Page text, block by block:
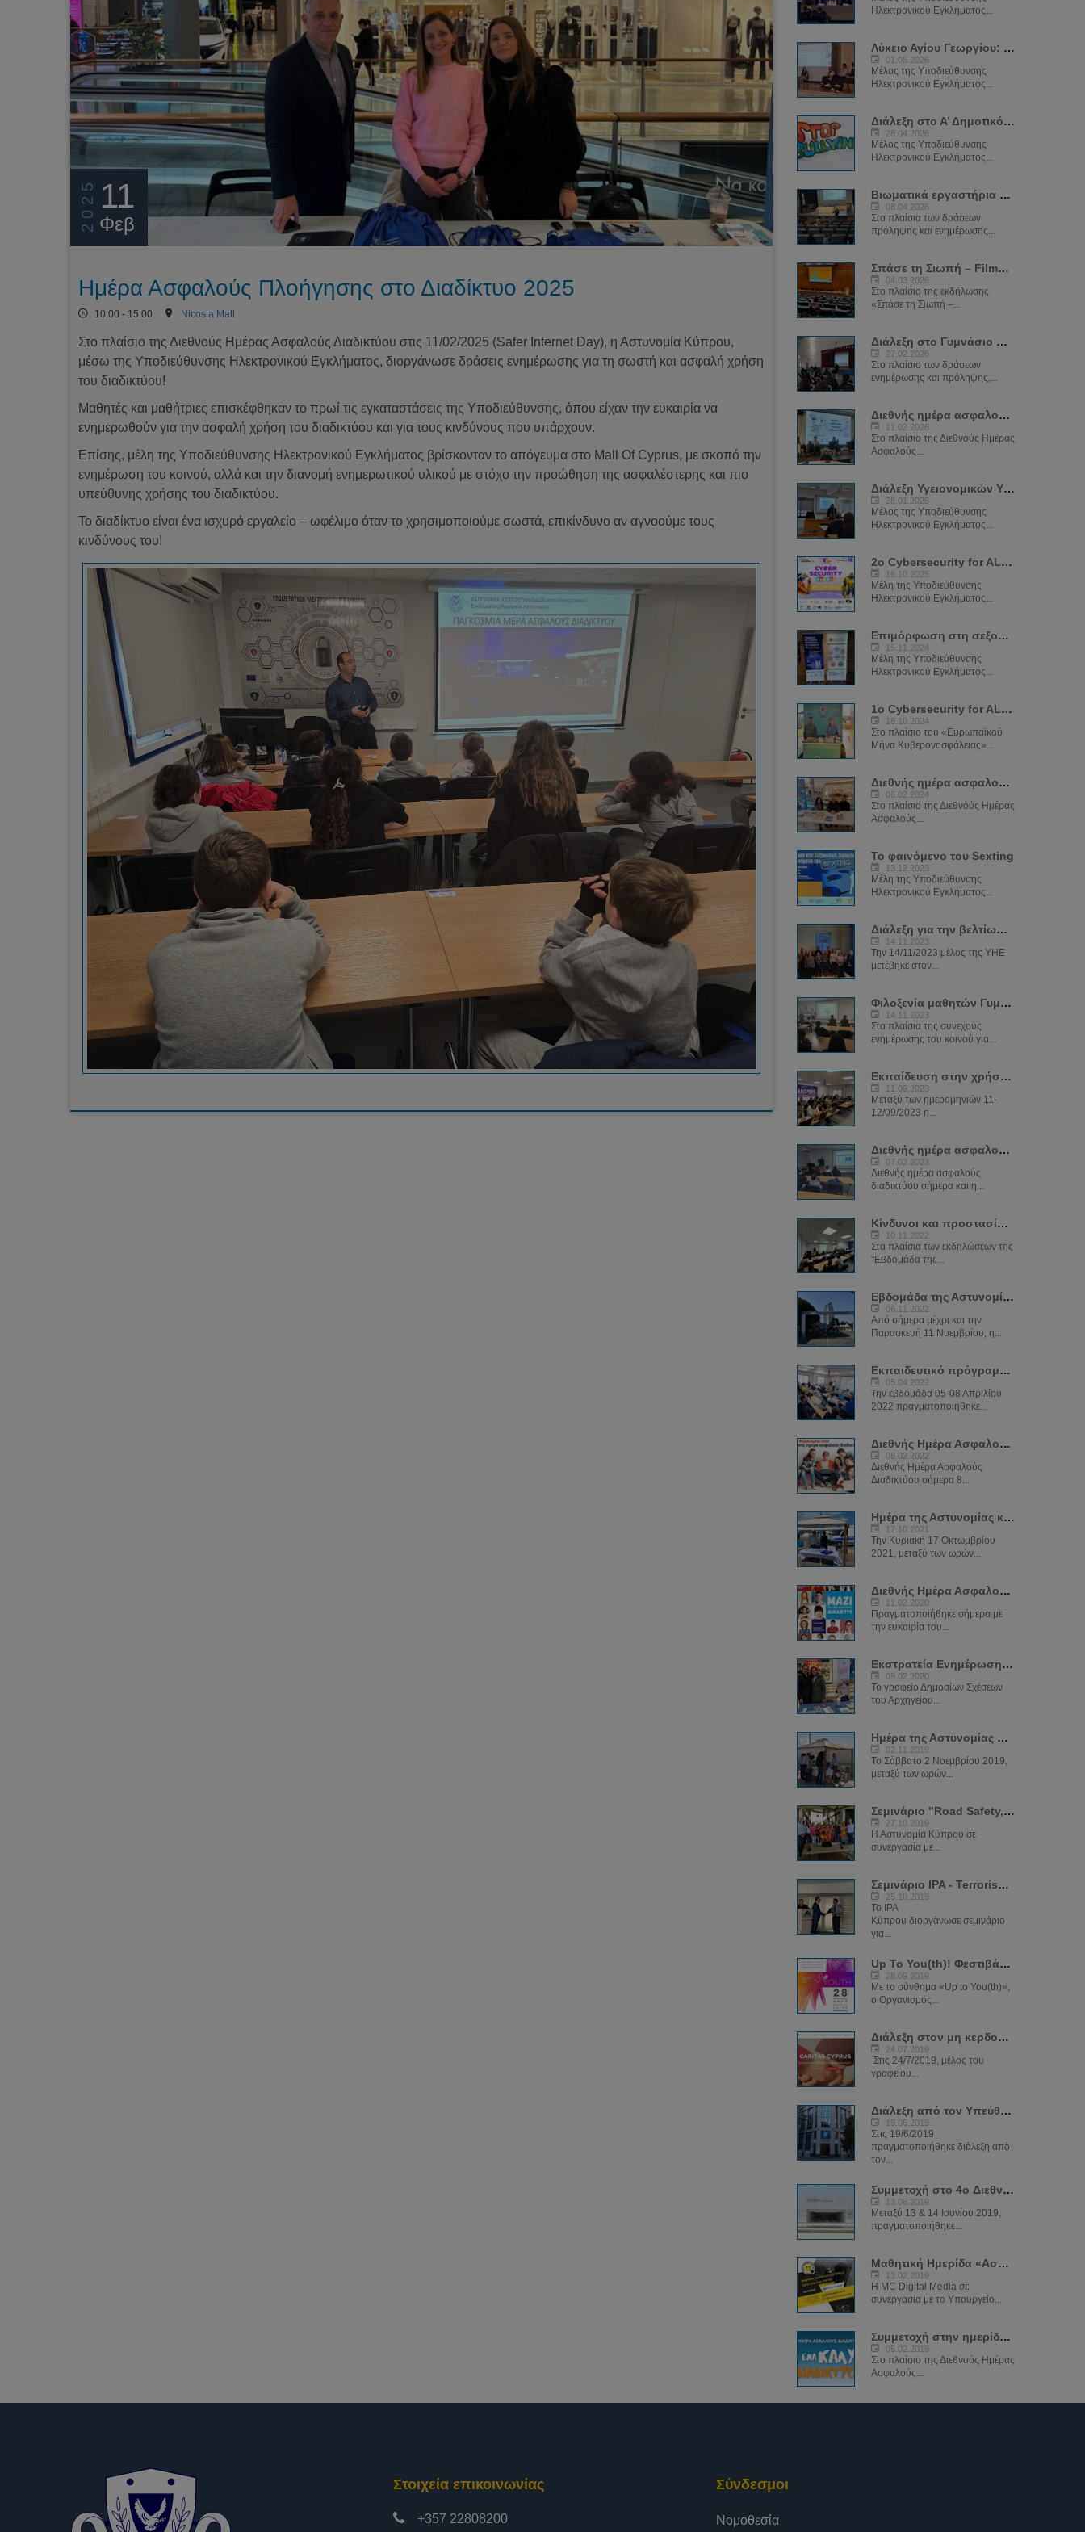
2025 11
Φεβ
Ημέρα Ασφαλούς Πλοήγησης στο Διαδίκτυο 2025
10:00 - 15:00 Nicosia Mall
Στο πλαίσιο της Διεθνούς Ημέρας Ασφαλούς Διαδικτύου στις 11/02/2025 (Safer Internet Day), η Αστυνομία Κύπρου,
μέσω της Υποδιεύθυνσης Ηλεκτρονικού Εγκλήματος, διοργάνωσε δράσεις ενημέρωσης για τη σωστή και ασφαλή χρήση
του διαδικτύου!
Μαθητές και μαθήτριες επισκέφθηκαν το πρωί τις εγκαταστάσεις της Υποδιεύθυνσης, όπου είχαν την ευκαιρία να
ενημερωθούν για την ασφαλή χρήση του διαδικτύου και για τους κινδύνους που υπάρχουν.
Επίσης, μέλη της Υποδιεύθυνσης Ηλεκτρονικού Εγκλήματος βρίσκονταν το απόγευμα στο Mall Of Cyprus, με σκοπό την
ενημέρωση του κοινού, αλλά και την διανομή ενημερωτικού υλικού με στόχο την προώθηση της ασφαλέστερης και πιο
υπεύθυνης χρήσης του διαδικτύου.
Το διαδίκτυο είναι ένα ισχυρό εργαλείο – ωφέλιμο όταν το χρησιμοποιούμε σωστά, επικίνδυνο αν αγνοούμε τους
κινδύνους του!
Ηλεκτρονικού Εγκλήματος...
Λύκειο Αγίου Γεωργίου: "Ασφαλές Σχολείο για το Διαδίκτυο"
01.05.2026
Μέλος της Υποδιεύθυνσης
Ηλεκτρονικού Εγκλήματος...
Διάλεξη στο Α’ Δημοτικό Σχολείο Ιδαλίου - "Ψηφιακή Ικανότητα – Ασφαλές Διαδίκτυο"
28.04.2026
Μέλος της Υποδιεύθυνσης
Ηλεκτρονικού Εγκλήματος...
Βιωματικά εργαστήρια με θέμα το sexting
08.04.2026
Στα πλαίσια των δράσεων
πρόληψης και ενημέρωσης...
Σπάσε τη Σιωπή – Filmmaking for Social Change
04.03.2026
Στο πλαίσιο της εκδήλωσης
«Σπάσε τη Σιωπή –...
Διάλεξη στο Γυμνάσιο Κοκκινοτρεμιθιάς για το Sexting
27.02.2026
Στο πλαίσιο των δράσεων
ενημέρωσης και πρόληψης,...
Διεθνής ημέρα ασφαλούς διαδικτύου 2026
11.02.2026
Στο πλαίσιο της Διεθνούς Ημέρας
Ασφαλούς...
Διάλεξη Υγειονομικών Υπηρεσιών 2026
28.01.2026
Μέλος της Υποδιεύθυνσης
Ηλεκτρονικού Εγκλήματος...
2ο Cybersecurity for ALL Festival
16.10.2025
Μέλη της Υποδιεύθυνσης
Ηλεκτρονικού Εγκλήματος...
Επιμόρφωση στη σεξουαλική διαπεδαγώγιση για το φαινόμενο του Sexting
15.11.2024
Μέλη της Υποδιεύθυνσης
Ηλεκτρονικού Εγκλήματος...
1ο Cybersecurity for ALL Festival
18.10.2024
Στο πλαίσιο του «Ευρωπαϊκού
Μήνα Κυβερονοσφάλειας»...
Διεθνής ημέρα ασφαλούς διαδικτύου 2024
06.02.2024
Στο πλαίσιο της Διεθνούς Ημέρας
Ασφαλούς...
Το φαινόμενο του Sexting
13.12.2023
Μέλη της Υποδιεύθυνσης
Ηλεκτρονικού Εγκλήματος...
Διάλεξη για την βελτίωση των ψηφιακών δεξιοτήτων των μελών του ΣΠΑΒΟ
14.11.2023
Την 14/11/2023 μέλος της ΥΗΕ
μετέβηκε στον...
Φιλοξενία μαθητών Γυμνασίου Κωνσταντινουπόλεως
14.11.2023
Στα πλαίσια της συνεχούς
ενημέρωσης του κοινού για...
Εκπαίδευση στην χρήση της πλατφόρμας SIRIUS
11.09.2023
Μεταξύ των ημερομηνιών 11-
12/09/2023 η...
Διεθνής ημέρα ασφαλούς διαδικτύου 2023
07.02.2023
Διεθνής ημέρα ασφαλούς
διαδικτύου σήμερα και η...
Κίνδυνοι και προστασία στο Διαδύκτιο
10.11.2022
Στα πλαίσια των εκδηλώσεων της
"Εβδομάδα της...
Εβδομάδα της Αστυνομίας
06.11.2022
Από σήμερα μέχρι και την
Παρασκευή 11 Νοεμβρίου, η...
Εκπαιδευτικό πρόγραμμα «Network Investigations»
05.04.2022
Την εβδομάδα 05-08 Απριλίου
2022 πραγματοποιήθηκε...
Διεθνής Ημέρα Ασφαλούς Διαδικτύου (SID) 2022
08.02.2022
Διεθνής Ημέρα Ασφαλούς
Διαδικτύου σήμερα 8...
Ημέρα της Αστυνομίας και Κοινού στην Αγία Νάπα
17.10.2021
Την Κυριακή 17 Οκτωμβρίου
2021, μεταξύ των ωρών...
Διεθνής Ημέρα Ασφαλούς Διαδικτύου (SID) 2020
11.02.2020
Πραγματοποιήθηκε σήμερα με
την ευκαιρία του...
Εκστρατεία Ενημέρωσης Αστυνομίας "ΝΑ ΜΕ ΠΡΟΣΕΧΕΙΣ"
09.02.2020
Το γραφείο Δημοσίων Σχέσεων
του Αρχηγείου...
Ημέρα της Αστυνομίας στην πλατεία του μεσαιωνικού κάστρου
02.11.2019
Το Σάββατο 2 Νοεμβρίου 2019,
μεταξύ των ωρών...
Σεμινάριο "Road Safety, Cyber Crime and Crime Prevention"
27.10.2019
Η Αστυνομία Κύπρου σε
συνεργασία με...
Σεμινάριο IPA - Terrorism Through Cyber
25.10.2019
Το IPA
Κύπρου διοργάνωσε σεμινάριο
για...
Up To You(th)! Φεστιβάλ Νέων 2019
28.09.2019
Με το σύνθημα «Up to You(th)»,
ο Οργανισμός...
Διάλεξη στον μη κερδοσκοπικό οργανισμό CARIDAS
24.07.2019
Στις 24/7/2019, μέλος του
γραφείου...
Διάλεξη από τον Υπεύθυνο του ΓΚΗΕ & ΔΕΗΔ στα κεντρικά γραφεία ΔΗΣΥ
19.06.2019
Στις 19/6/2019
πραγματοποιήθηκε διάλεξη από
τον...
Συμμετοχή στο 4ο Διεθνές Συνέδριο της Αστυνομίας
13.06.2019
Μεταξύ 13 & 14 Ιουνίου 2019,
πραγματοποιήθηκε...
Μαθητική Ημερίδα «Ασφαλές διαδίκτυο για όλους»
13.02.2019
Η MC Digital Media σε
συνεργασία με το Υπουργείο...
Συμμετοχή στην ημερίδα με θέμα «Μαζί για ένα καλύτερο διαδίκτυο»
05.02.2019
Στο πλαίσιο της Διεθνούς Ημέρας
Ασφαλούς...
Στοιχεία επικοινωνίας
+357 22808200
Σύνδεσμοι
Νομοθεσία